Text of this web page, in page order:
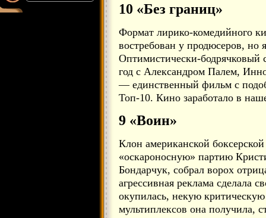
10 «Без границ»
Формат лирико-комедийного
востребован у продюсеров, но
Оптимистически-
год с Александром Палем,
— единственный фильм с
Топ-10. Кино заработало в
9 «Воин»
Клон американской
«оскароносную» партию
Бондарчук, собрал ворох
агрессивная реклама сделала
окупилась, некую
мультиплексов она получила,